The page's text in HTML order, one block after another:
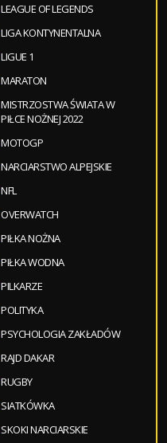
LEAGUE OF LEGENDS
LIGA KONTYNENTALNA
LIGUE 1
MARATON
MISTRZOSTWA ŚWIATA W
PIŁCE NOŻNEJ 2022
MOTOGP
NARCIARSTWO ALPEJSKIE
NFL
OVERWATCH
PIŁKA NOŻNA
PIŁKA WODNA
PILKARZE
POLITYKA
PSYCHOLOGIA ZAKŁADÓW
RAJD DAKAR
RUGBY
SIATKÓWKA
SKOKI NARCIARSKIE